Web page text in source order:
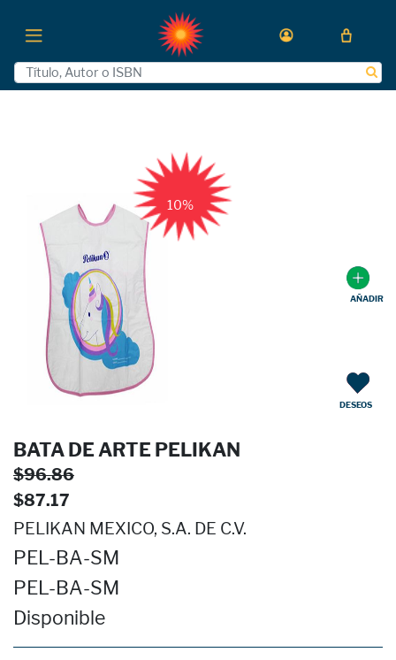
10%
BATA DE ARTE PELIKAN
$96.86
$87.17
PELIKAN MEXICO, S.A. DE C.V.
PEL-BA-SM
PEL-BA-SM
Disponible
AÑADIR
DESEOS